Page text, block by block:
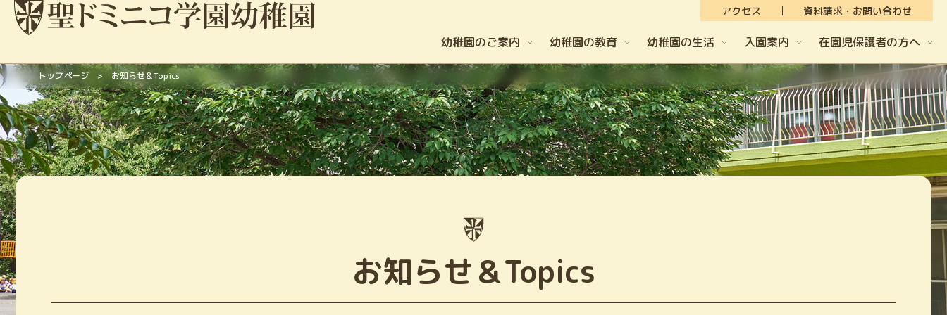
アクセス 資料請求・お問い合わせ
幼稚園のご案内 幼稚園の教育 幼稚園の生活 入園案内 在園児保護者の方へ
トップページ お知らせ＆Topics
お知らせ＆Topics